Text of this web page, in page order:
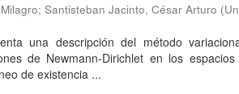
;Santisteban Jacinto, César Arturo (
una descripción del método
de Newmann-Dirichlet en los
de existencia ...